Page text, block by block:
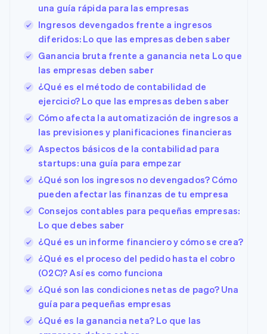
una guía rápida para las empresas
Ingresos devengados frente a ingresos
diferidos: Lo que las empresas deben saber
Ganancia bruta frente a ganancia neta Lo que
las empresas deben saber
¿Qué es el método de contabilidad de
ejercicio? Lo que las empresas deben saber
Cómo afecta la automatización de ingresos a
las previsiones y planificaciones financieras
Aspectos básicos de la contabilidad para
startups: una guía para empezar
¿Qué son los ingresos no devengados? Cómo
pueden afectar las finanzas de tu empresa
Consejos contables para pequeñas empresas:
Lo que debes saber
¿Qué es un informe financiero y cómo se crea?
¿Qué es el proceso del pedido hasta el cobro
(O2C)? Así es como funciona
¿Qué son las condiciones netas de pago? Una
guía para pequeñas empresas
¿Qué es la ganancia neta? Lo que las